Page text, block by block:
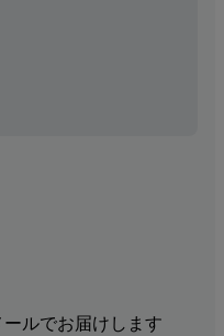
ルでお届けします